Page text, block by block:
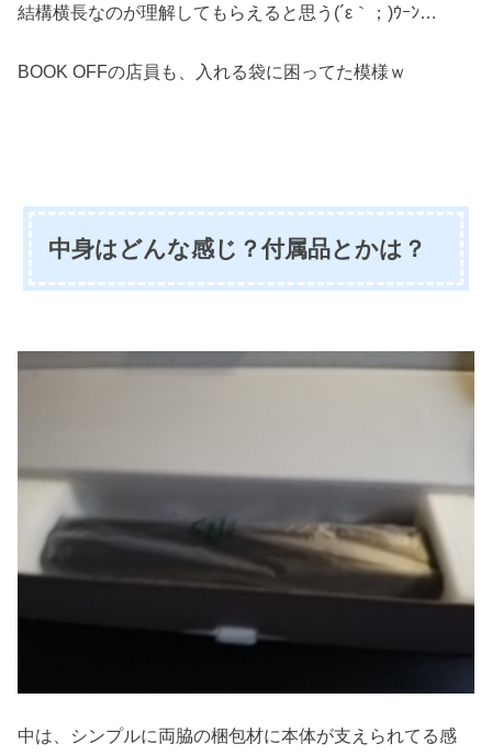
結構横長なのが理解してもらえると思う(´ε｀；)ｳｰﾝ…
BOOK OFFの店員も、入れる袋に困ってた模様ｗ
中身はどんな感じ？付属品とかは？
中は、シンプルに両脇の梱包材に本体が支えられてる感